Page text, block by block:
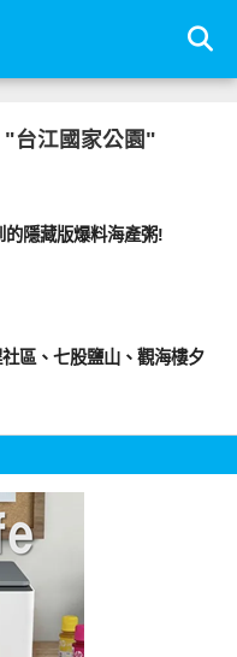
台江國家公園"
隱藏版爆料海產粥!
區、七股鹽山、觀海樓夕